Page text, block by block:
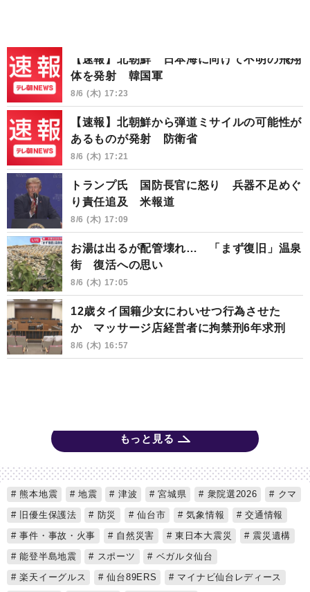
【速報】北朝鮮 日本海に向けて不明の飛翔
体を発射 韓国軍
8/6 (木) 17:23
【速報】北朝鮮から弾道ミサイルの可能性が
あるものが発射 防衛省
8/6 (木) 17:21
トランプ氏 国防長官に怒り 兵器不足めぐ
り責任追及 米報道
8/6 (木) 17:09
お湯は出るが配管壊れ… 「まず復旧」温泉
街 復活への思い
8/6 (木) 17:05
12歳タイ国籍少女にわいせつ行為させた
か マッサージ店経営者に拘禁刑6年求刑
8/6 (木) 16:57
もっと見る
熊本地震 地震 津波 宮城県 衆院選2026
クマ
旧優生保護法
防災 仙台市 気象情報
交通情報
事件・事故・火事
自然災害 東日本大震災
震災遺構
能登半島地震
スポーツ
ベガルタ仙台
楽天イーグルス
仙台89ERS
マイナビ仙台レディース